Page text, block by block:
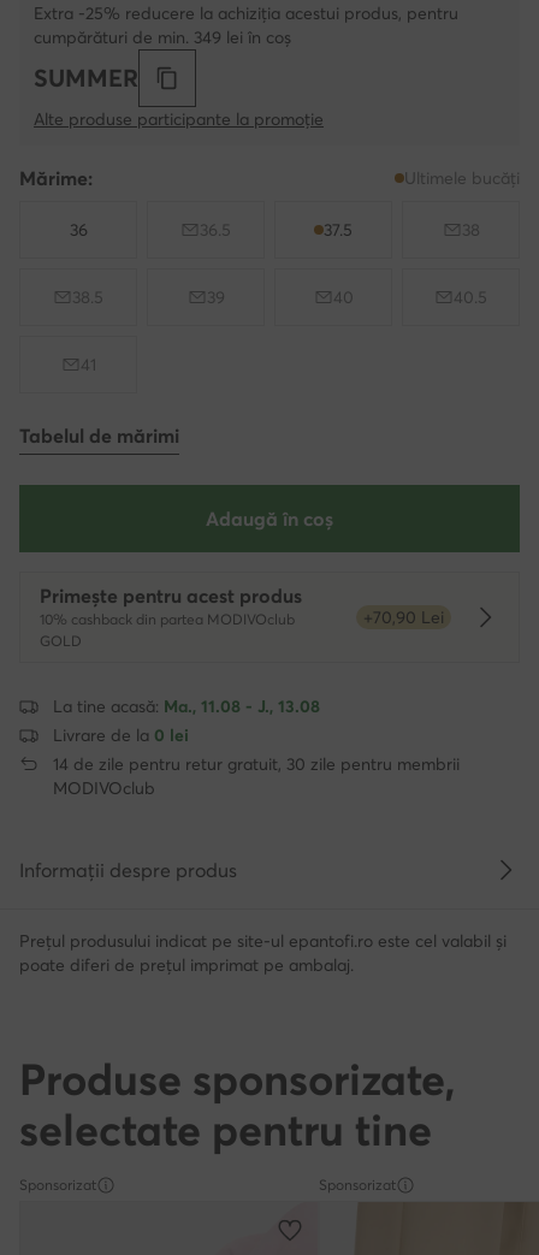
Extra -25% reducere la achiziția acestui produs, pentru
cumpărături de min. 349 lei în coș
SUMMER
Alte produse participante la promoție
Mărime: Ultimele bucăți
36 36.5 37.5 38
38.5 39 40 40.5
41
Tabelul de mărimi
Adaugă în coș
Primește pentru acest produs
10% cashback din partea MODIVOclub
GOLD
+70,90 Lei
La tine acasă: Ma., 11.08 - J., 13.08
Livrare de la 0 lei
14 de zile pentru retur gratuit, 30 zile pentru membrii
MODIVOclub
Informații despre produs
Prețul produsului indicat pe site-ul epantofi.ro este cel valabil și
poate diferi de prețul imprimat pe ambalaj.
Produse sponsorizate,
selectate pentru tine
Sponsorizat Sponsorizat